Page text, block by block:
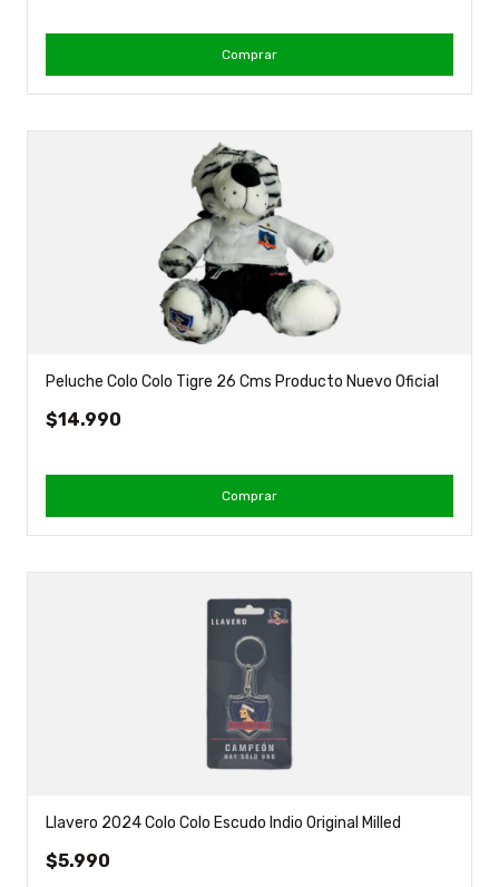
Comprar
Peluche Colo Colo Tigre 26 Cms Producto Nuevo Oficial
$14.990
Comprar
Llavero 2024 Colo Colo Escudo Indio Original Milled
$5.990